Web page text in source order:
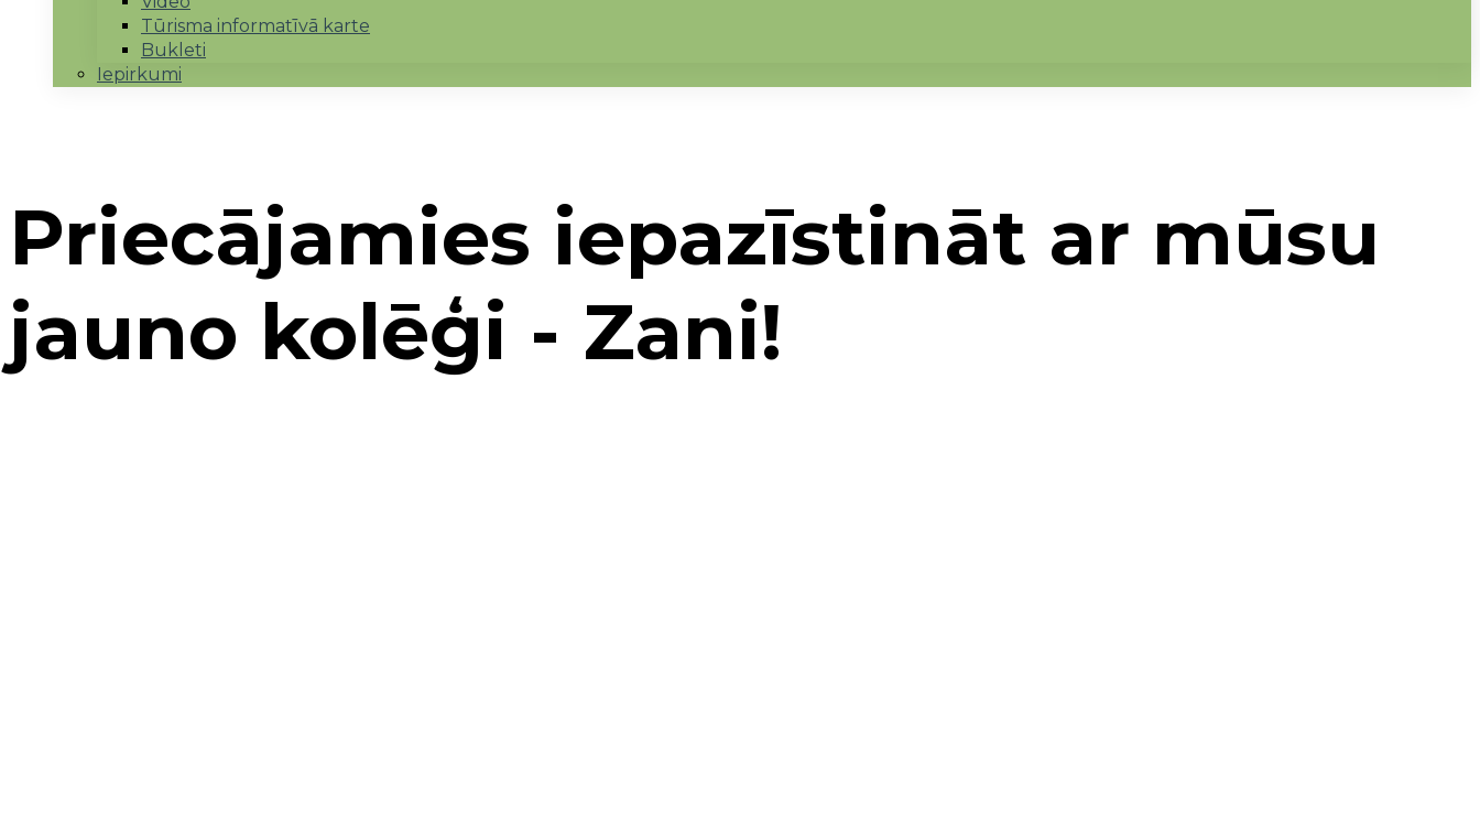
Tūrisma informatīvā karte
Bukleti
Iepirkumi
Priecājamies iepazīstināt ar mūsu
jauno kolēģi - Zani!